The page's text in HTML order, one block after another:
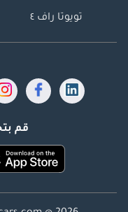
تويوتا راف ٤
قم